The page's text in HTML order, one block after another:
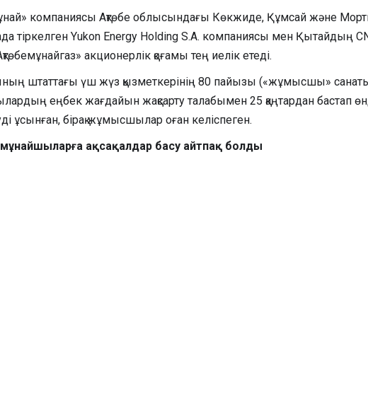
компаниясы Ақтөбе облысындағы Көкжиде, Құмсай және
тіркелген Yukon Energy Holding S.A. компаниясы мен Қытайдың
акционерлік қоғамы тең иелік етеді.
штаттағы үш жүз қызметкерінің 80 пайызы («жұмысшы»
еңбек жағдайын жақсарту талабымен 25 қаңтардан бастап
ұсынған, бірақ жұмысшылар оған келіспеген.
ақсақалдар басу айтпақ болды